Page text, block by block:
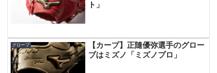
ト」
グローブ
【カープ】正隨優弥選手のグロー
ブはミズノ「ミズノプロ」